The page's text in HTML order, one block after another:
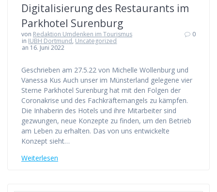
Digitalisierung des Restaurants im
Parkhotel Surenburg
von Redaktion Umdenken im Tourismus
in IUBH Dortmund, Uncategorized
an 16. Juni 2022
0
Geschrieben am 27.5.22 von Michelle Wollenburg und
Vanessa Kus Auch unser im Münsterland gelegene vier
Sterne Parkhotel Surenburg hat mit den Folgen der
Coronakrise und des Fachkräftemangels zu kämpfen.
Die Inhaberin des Hotels und ihre Mitarbeiter sind
gezwungen, neue Konzepte zu finden, um den Betrieb
am Leben zu erhalten. Das von uns entwickelte
Konzept sieht…
Weiterlesen